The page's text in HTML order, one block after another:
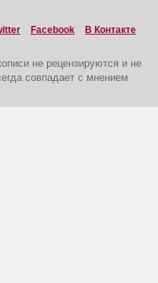
Facebook
В Контакте
не рецензируются и не
совпадает с мнением